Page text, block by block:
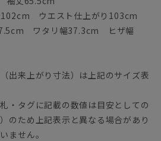
102cm ウエスト仕上がり103cm
ワタリ幅37.3cm ヒザ幅
出来上がり寸法）は上記のサイズ表
・タグに記載の数値は目安としての
のため上記表示と異なる場合があり
ません。